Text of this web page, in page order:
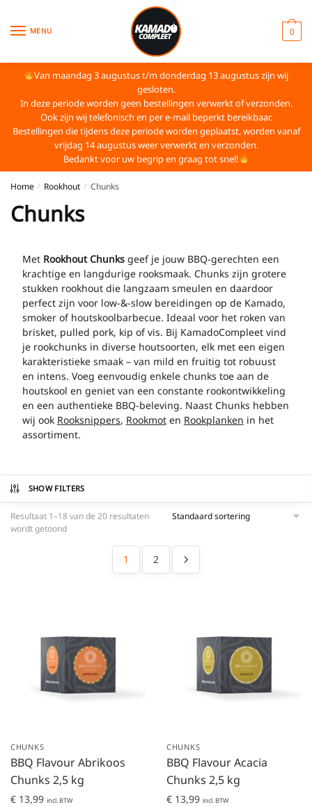
MENU 0
Van maandag 3 augustus t/m donderdag 13 augustus zijn wij
gesloten.
In deze periode worden geen bestellingen verwerkt of verzonden.
Ook zijn wij telefonisch en per e-mail beperkt bereikbaar.
Bestellingen die tijdens deze periode worden geplaatst, worden vanaf
vrijdag 14 augustus weer verwerkt en verzonden.
Bedankt voor uw begrip en graag tot snel!
Home / Rookhout / Chunks
Chunks
Met Rookhout Chunksgeef je jouw BBQ-gerechten een
krachtige en langdurige rooksmaak. Chunks zijn grotere
stukken rookhout die langzaam smeulen en daardoor
perfect zijn voor low-&-slow bereidingen op de Kamado,
smoker of houtskoolbarbecue. Ideaal voor het roken van
brisket, pulled pork, kip of vis. Bij KamadoCompleet vind
je rookchunks in diverse houtsoorten, elk met een eigen
karakteristieke smaak – van mild en fruitig tot robuust
en intens. Voeg eenvoudig enkele chunks toe aan de
houtskool en geniet van een constante rookontwikkeling
en een authentieke BBQ-beleving. Naast Chunks hebben
wij ook Rooksnippers, Rookmoten Rookplanken in het
assortiment.
SHOW FILTERS
Resultaat 1–18 van de 20 resultaten
wordt getoond
1 2
CHUNKS
BBQ Flavour Abrikoos
Chunks 2,5 kg
€ 13,99 incl. BTW
CHUNKS
BBQ Flavour Acacia
Chunks 2,5 kg
€ 13,99 incl. BTW